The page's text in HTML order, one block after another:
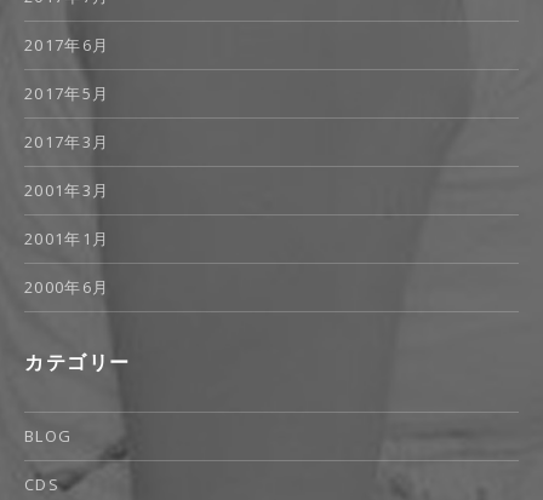
2017年6月
2017年5月
2017年3月
2001年3月
2001年1月
2000年6月
カテゴリー
BLOG
CDS